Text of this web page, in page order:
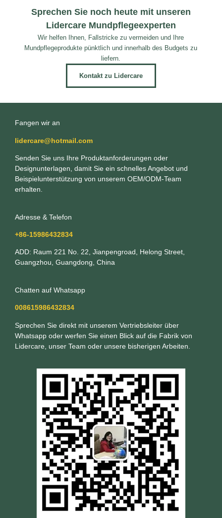
Sprechen Sie noch heute mit unseren
Lidercare Mundpflegeexperten
Wir helfen Ihnen, Fallstricke zu vermeiden und Ihre
Mundpflegeprodukte pünktlich und innerhalb des Budgets zu
liefern.
Kontakt zu Lidercare
Fangen wir an
lidercare@hotmail.com
Senden Sie uns Ihre Produktanforderungen oder
Designunterlagen, damit Sie ein schnelles Angebot und
Beispielunterstützung von unserem OEM/ODM-Team
erhalten.
Adresse & Telefon
+86-15986432834
ADD: Raum 221 No. 22, Jianpengroad, Helong Street,
Guangzhou, Guangdong, China
Chatten auf Whatsapp
008615986432834
Sprechen Sie direkt mit unserem Vertriebsleiter über
Whatsapp oder werfen Sie einen Blick auf die Fabrik von
Lidercare, unser Team oder unsere bisherigen Arbeiten.